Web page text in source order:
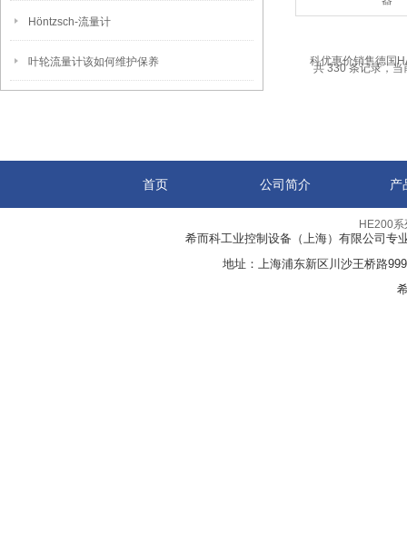
Höntzsch-流量计
叶轮流量计该如何维护保养
优惠价销售德国
共 330 条记录，
首页 公司简介 产
希而科工业控制设备（上海）有限公司专
地址：上海浦东新区川沙王桥路